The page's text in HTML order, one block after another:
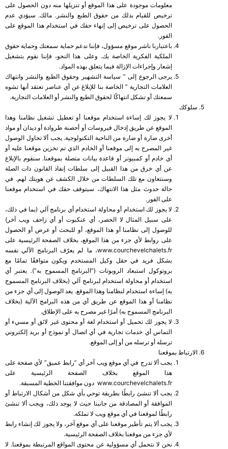
معلومات موجودة على هذا الموقع أو تنزيلها منه دون الحصول على
ترخيص للقيام بذلك من حقوق الطبع والنشر. مالك. سيؤدي عدم
الحصول على ترخيص إلى إنهاء حقك في استخدام هذا الموقع على
الفور.
باعتبارنا ناشر موقع مسؤول، فإننا ندعم حماية سمعتك وحماية حقوق
الملكية الفكرية الخاصة بك. وعلى هذا النحو، فإننا نقوم بتشغيل
إشعار وإجراءات الإزالة فيما يتعلق بهذه المواد.
يرجى الرجوع إلى ” سياسة التشهير وحقوق الطبع والنشر وانتهاك
العلامات التجارية” الخاصة بنا للإبلاغ عن أي عناصر تعتقد أنها تشوه
سمعتك أو تشكل انتهاكًا لحقوق الطبع والنشر أو العلامات التجارية.
سلوكك
لا يجوز لك إساءة استخدام موقعنا أو تعطيل تشغيل نظامنا وهذا
الموقع عن طريق إدخال فيروسات أو أحصنة طروادة أو ديدان أو مواد
أخرى ضارة أو ضارة من الناحية التكنولوجية. يجب ألا تحاول الوصول
غير المصرح به إلى موقعنا أو الخادم الذي تم تخزين موقعنا عليه أو
أي خادم أو كمبيوتر أو قاعدة بيانات متصلة بموقعنا. سنقوم بالإبلاغ
عن أي خرق من هذا القبيل إلى سلطات إنفاذ القانون ذات الصلة
وسنتعاون مع تلك السلطات من خلال الكشف عن هويتك لهم. في
حالة حدوث مثل هذا الانتهاك، سيتوقف حقك في استخدام موقعنا
على الفور.
لا يجوز لك استخدام أو محاولة استخدام أي برنامج آلي (بما في ذلك،
على سبيل المثال لا الحصر، أي عنكبوت أو أي زاحف ويب آخر)
للوصول إلى نظامنا أو هذا الموقع، أو للبحث أو عرض أو الحصول
على روابط لأي جزء من هذا الموقع، بخلاف الصفحة الرئيسية على
www.courchevelchalets.fr، ما لم يعرّف البرنامج الآلي نفسه
بشكل فريد في حقل وكيل المستخدم ويكون متوافقًا تمامًا مع
بروتوكول استبعاد الروبوتات (“البرنامج المسموح به”). يعتبر أي
استخدام أو محاولة استخدام لبرنامج آلي (بخلاف البرنامج المسموح
به) إساءة استخدام لنظامنا وهذا الموقع. يعد الوصول إلى أي جزء من
نظامنا أو هذا الموقع عن طريق أي من هذه البرامج الآلية (بخلاف
البرنامج المسموح به) أمرًا غير مصرح به على الإطلاق.
لا يجوز لك تحميل أو استخدام لغة أو محتوى غير لائق أو مسيء أو
التماس أي خدمات تجارية في أي اتصال أو نموذج أو بريد إلكتروني
ترسله أو ترسله من أو إلى الموقع.
الارتباط بموقعنا
يجب ألا تدرج في أي موقع ويب آخر أي “رابط عميق” لأي صفحة على
هذا الموقع بخلاف الصفحة الرئيسية على
www.courchevelchalets.fr دون موافقتنا الخطية المسبقة.
يجب ألا تنشئ رابطًا بطريقة توحي بأي شكل من أشكال الارتباط أو
الموافقة أو المصادقة من جانبنا حيث لا يوجد ذلك، ويجب ألا تنشئ
رابطًا لموقعنا في أي موقع ويب لا تملكه.
يجب ألا يتم تأطير موقعنا على أي موقع آخر، ولا يجوز لك إنشاء رابط
لأي جزء من موقعنا بخلاف الصفحة الرئيسية.
نحن لا نتحمل أي مسؤولية عن محتوى المواقع المرتبطة بموقعنا. لا